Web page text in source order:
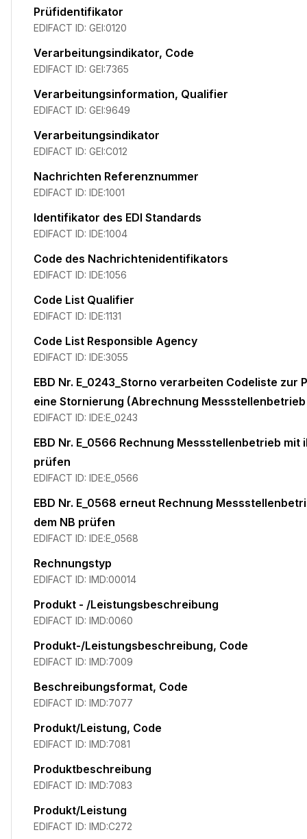
Prüfidentifikator
EDIFACT ID: GEI:0120
Verarbeitungsindikator, Code
EDIFACT ID: GEI:7365
Verarbeitungsinformation, Qualifier
EDIFACT ID: GEI:9649
Verarbeitungsindikator
EDIFACT ID: GEI:C012
Nachrichten Referenznummer
EDIFACT ID: IDE:1001
Identifikator des EDI Standards
EDIFACT ID: IDE:1004
Code des Nachrichtenidentifikators
EDIFACT ID: IDE:1056
Code List Qualifier
EDIFACT ID: IDE:1131
Code List Responsible Agency
EDIFACT ID: IDE:3055
EBD Nr. E_0243_Storno verarbeiten Codeliste
eine Stornierung (Abrechnung
EDIFACT ID: IDE:E_0243
EBD Nr. E_0566 Rechnung Messstellenbetrieb mit
prüfen
EDIFACT ID: IDE:E_0566
EBD Nr. E_0568 erneut Rechnung
dem NB prüfen
EDIFACT ID: IDE:E_0568
Rechnungstyp
EDIFACT ID: IMD:00014
Produkt - /Leistungsbeschreibung
EDIFACT ID: IMD:0060
Produkt-/Leistungsbeschreibung, Code
EDIFACT ID: IMD:7009
Beschreibungsformat, Code
EDIFACT ID: IMD:7077
Produkt/Leistung, Code
EDIFACT ID: IMD:7081
Produktbeschreibung
EDIFACT ID: IMD:7083
Produkt/Leistung
EDIFACT ID: IMD:C272